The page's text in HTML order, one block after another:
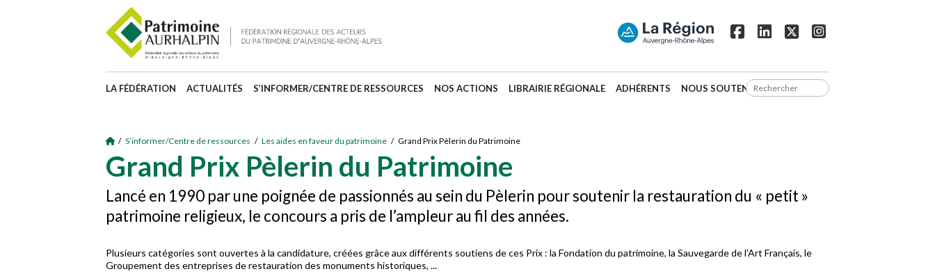
LA FÉDÉRATION ACTUALITÉS S’INFORMER/CENTRE DE RESSOURCES NOS ACTIONS LIBRAIRIE RÉGIONALE ADHÉRENTS NOUS SOUTENIR
/ S’informer/Centre de ressources / Les aides en faveur du patrimoine / Grand Prix Pèlerin du Patrimoine
Grand Prix Pèlerin du Patrimoine
Lancé en 1990 par une poignée de passionnés au sein du Pèlerin pour soutenir la restauration du « petit »
patrimoine religieux, le concours a pris de l’ampleur au fil des années.
Plusieurs catégories sont ouvertes à la candidature, créées grâce aux différents soutiens de ces Prix : la Fondation du patrimoine, la Sauvegarde de l'Art Français, le
Groupement des entreprises de restauration des monuments historiques, ...